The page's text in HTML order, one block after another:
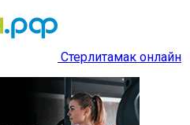
Стерлитамак онлайн